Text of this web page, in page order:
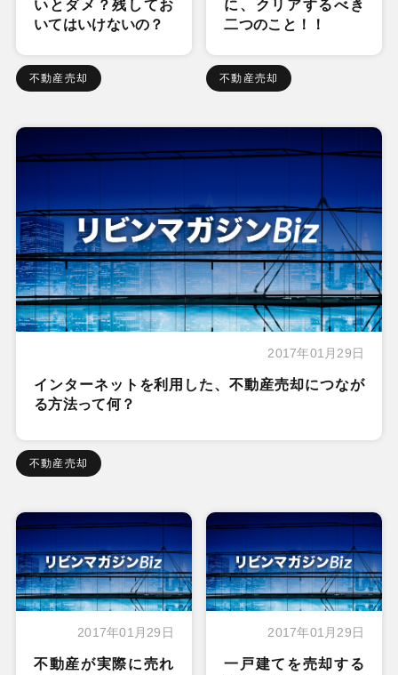
いとダメ？残してお
いてはいけないの？
不動産売却
に、クリアするべき
二つのこと！！
不動産売却
2017年01月29日
インターネットを利用した、不動産売却につなが
る方法って何？
不動産売却
2017年01月29日
不動産が実際に売れ
2017年01月29日
一戸建てを売却する